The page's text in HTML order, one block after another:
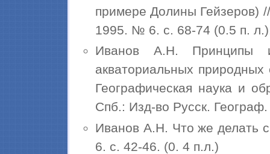
примере Долины Гейзеров)
1995. № 6. с. 68-74 (0.5 п.
Иванов А.Н. Принципы и
акваториальных
Географическая наука и
Спб.: Изд-во Русск.
Иванов А.Н. Что же
6. с. 42-46. (0. 4 п.л.)